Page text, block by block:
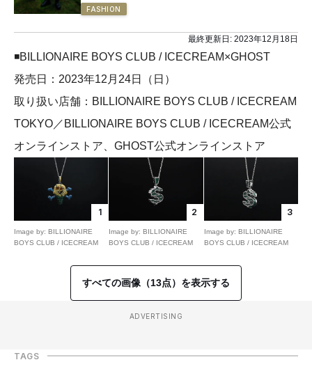
FASHION
最終更新日: 2023年12月18日
◾️BILLIONAIRE BOYS CLUB / ICECREAM×GHOST
発売日：2023年12月24日（日）
取り扱い店舗：BILLIONAIRE BOYS CLUB / ICECREAM
TOKYO／BILLIONAIRE BOYS CLUB / ICECREAM公式
オンラインストア、GHOST公式オンラインストア
1
Image by: BILLIONAIRE
BOYS CLUB / ICECREAM
2
Image by: BILLIONAIRE
BOYS CLUB / ICECREAM
3
Image by: BILLIONAIRE
BOYS CLUB / ICECREAM
すべての画像（13点）を表示する
ADVERTISING
TAGS